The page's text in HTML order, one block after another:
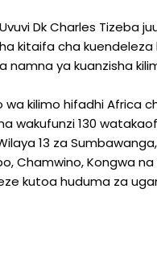
Dk Charles Tizeba
kitaifa cha
namna ya kuanzisha
kilimo hifadhi Africa
wakufunzi 130
13 za Sumbawanga,
Chamwino, Kongwa
kutoa huduma za